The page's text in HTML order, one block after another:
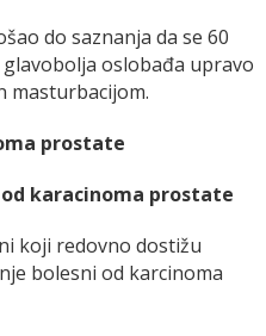
do saznanja da se 60
oslobađa upravo
masturbacijom.
prostate
karacinoma prostate
koji redovno dostižu
bolesni od karcinoma